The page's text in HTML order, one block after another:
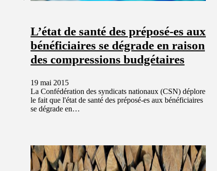
L’état de santé des préposé-es aux
bénéficiaires se dégrade en raison
des compressions budgétaires
19 mai 2015
La Confédération des syndicats nationaux (CSN) déplore
le fait que l'état de santé des préposé-es aux bénéficiaires
se dégrade en…